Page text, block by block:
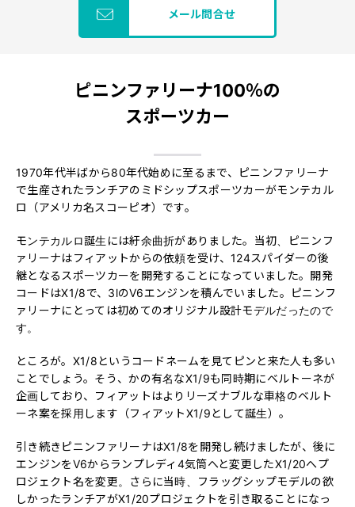
メール問合せ
ピニンファリーナ100％の
スポーツカー
1970年代半ばから80年代始めに至るまで、ピニンファリーナ
で生産されたランチアのミドシップスポーツカーがモンテカル
ロ（アメリカ名スコーピオ）です。
モンテカルロ誕生には紆余曲折がありました。当初、ピニンフ
ァリーナはフィアットからの依頼を受け、124スパイダーの後
継となるスポーツカーを開発することになっていました。開発
コードはX1/8で、3lのV6エンジンを積んでいました。ピニンフ
ァリーナにとっては初めてのオリジナル設計モデルだったので
す。
ところが。X1/8というコードネームを見てピンと来た人も多い
ことでしょう。そう、かの有名なX1/9も同時期にベルトーネが
企画しており、フィアットはよりリーズナブルな車格のベルト
ーネ案を採用します（フィアットX1/9として誕生）。
引き続きピニンファリーナはX1/8を開発し続けましたが、後に
エンジンをV6からランプレディ4気筒へと変更したX1/20へプ
ロジェクト名を変更。さらに当時、フラッグシップモデルの欲
しかったランチアがX1/20プロジェクトを引き取ることになっ